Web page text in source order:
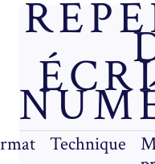
Technique